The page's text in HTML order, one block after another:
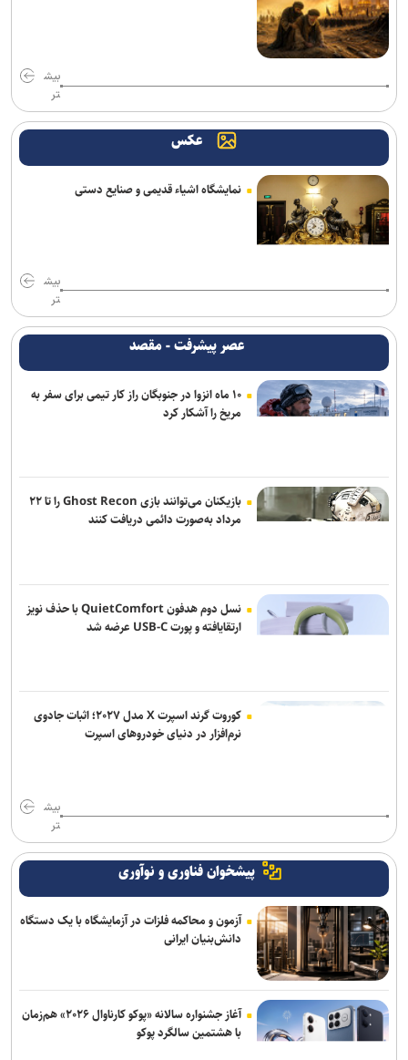
است
مخبر: قلمِ خبرنگارِ ایرانی از سلاح دشمن کاراتر است
میلیارد دلاری بودجه نظامی در بحبوحه بحران اقتصادی
پیام وزیر کشور به مناسبت روز خبرنگار
یورش صهیونیست‌ها به چند منطقه در کرانه باختری
عارف: جنگ اصلی امروز، جنگ روایت‌ها بر سر امید و هویت ملی است
نوش‌آبادی: خبرنگاران، راویان بی‌ادعای زمانه‌اند
بیش
تر
عکس
نمایشگاه اشیاء قدیمی و صنایع دستی
بیش
تر
عصر پیشرفت - مقصد
۱۰ ماه انزوا در جنوبگان راز کار تیمی برای سفر به
مریخ را آشکار کرد
بازیکنان می‌توانند بازی Ghost Recon را تا ۲۲
مرداد به‌صورت دائمی دریافت کنند
نسل دوم هدفون QuietComfort با حذف نویز
ارتقایافته و پورت USB-C عرضه شد
کوروت گرند اسپرت X مدل ۲۰۲۷؛ اثبات جادوی
نرم‌افزار در دنیای خودروهای اسپرت
بیش
تر
پیشخوان فناوری و نوآوری
آزمون و محاکمه فلزات در آزمایشگاه با یک دستگاه
دانش‌بنیان ایرانی
آغاز جشنواره سالانه «پوکو کارناوال ۲۰۲۶» هم‌زمان
با هشتمین سالگرد پوکو